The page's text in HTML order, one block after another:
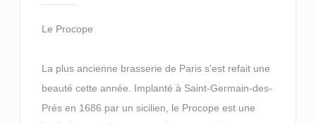
Le Procope
La plus ancienne brasserie de Paris s'est refait une
beauté cette année. Implanté à Saint-Germain-des-
Prés en 1686 par un sicilien, le Procope est une